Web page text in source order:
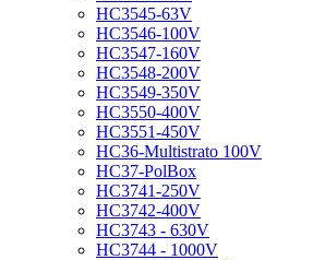
HC3545-63V
HC3546-100V
HC3547-160V
HC3548-200V
HC3549-350V
HC3550-400V
HC3551-450V
HC36-Multistrato 100V
HC37-PolBox
HC3741-250V
HC3742-400V
HC3743 - 630V
HC3744 - 1000V